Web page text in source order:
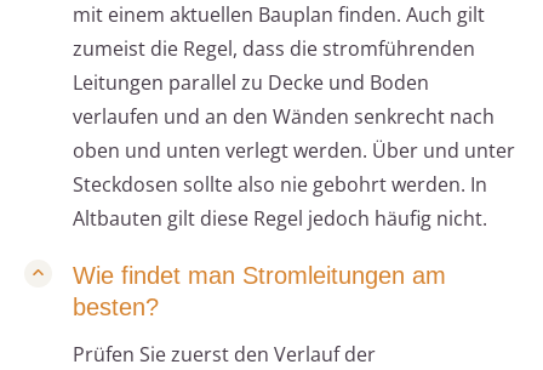
mit einem aktuellen Bauplan finden. Auch gilt
zumeist die Regel, dass die stromführenden
Leitungen parallel zu Decke und Boden
verlaufen und an den Wänden senkrecht nach
oben und unten verlegt werden. Über und unter
Steckdosen sollte also nie gebohrt werden. In
Altbauten gilt diese Regel jedoch häufig nicht.
Wie findet man Stromleitungen am
besten?
Prüfen Sie zuerst den Verlauf der